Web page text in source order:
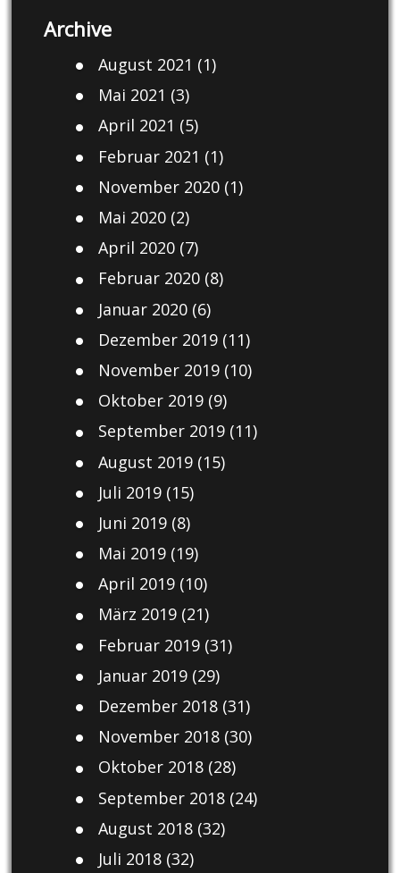
Archive
August 2021 (1)
Mai 2021 (3)
April 2021 (5)
Februar 2021 (1)
November 2020(1)
Mai 2020(2)
April 2020(7)
Februar 2020(8)
Januar 2020(6)
Dezember 2019(11)
November 2019(10)
Oktober 2019(9)
September 2019(11)
August 2019(15)
Juli 2019(15)
Juni 2019(8)
Mai 2019(19)
April 2019(10)
März 2019(21)
Februar 2019(31)
Januar 2019(29)
Dezember 2018(31)
November 2018(30)
Oktober 2018(28)
September 2018(24)
August 2018(32)
Juli 2018(32)